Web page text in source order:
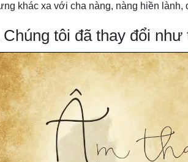
khác xa với cha nàng, nàng hiền
Chúng tôi đã thay đổi như